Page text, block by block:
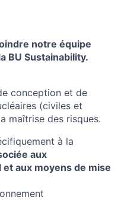
notre équipe
BU Sustainability.
conception et de
(civiles et
maîtrise des risques.
à la
aux
aux moyens de mise